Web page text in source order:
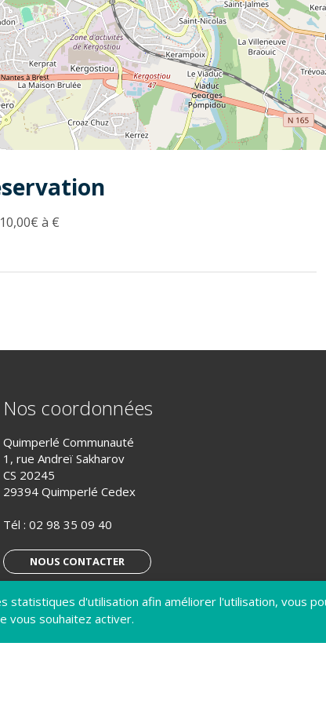
d'utilisation afin améliorer l'utilisation, vous
vous souhaitez activer.
à €
Nos coordonnées
Quimperlé Communauté
1, rue Andreï Sakharov
CS 20245
29394 Quimperlé Cedex
Tél : 02 98 35 09 40
NOUS CONTACTER
S’ABONNER À LA LETTRE D’INFO